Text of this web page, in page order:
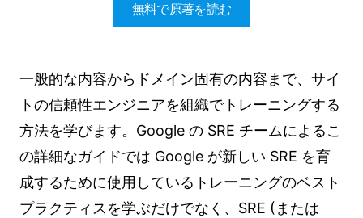
無料で原著を読む
一般的な内容からドメイン固有の内容まで、サイ
トの信頼性エンジニアを組織でトレーニングする
方法を学びます。Google の SRE チームによるこ
の詳細なガイドでは Google が新しい SRE を育
成するために使用しているトレーニングのベスト
プラクティスを学ぶだけでなく、SRE (または